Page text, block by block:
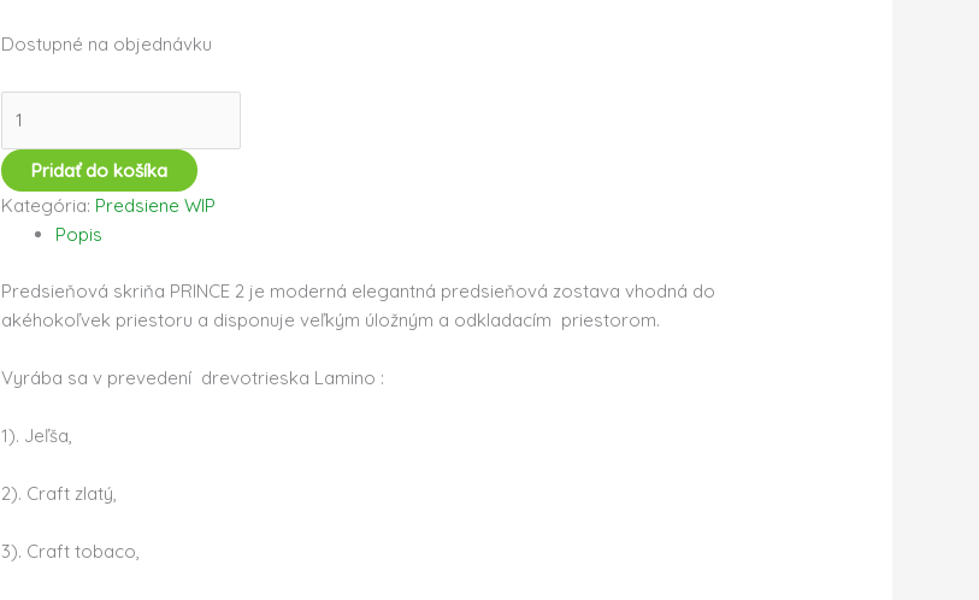
Dostupné na objednávku
Pridať do košíka
Kategória: Predsiene WIP
Popis
Predsieňová skriňa PRINCE 2 je moderná elegantná predsieňová zostava vhodná do
akéhokoľvek priestoru a disponuje veľkým úložným a odkladacím priestorom.
Vyrába sa v prevedení drevotrieska Lamino :
1). Jeľša,
2). Craft zlatý,
3). Craft tobaco,